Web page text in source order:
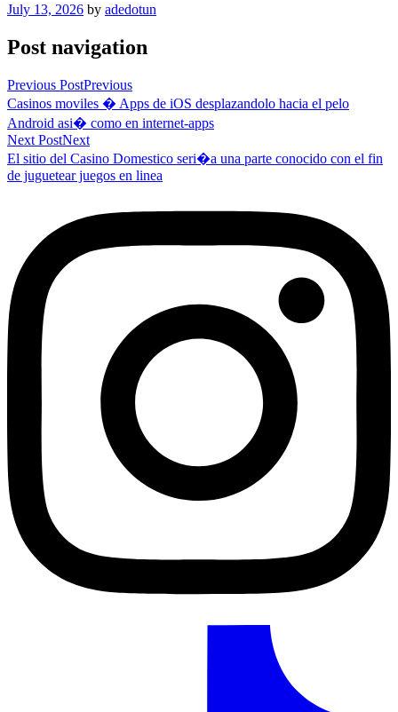
July 13, 2026 by adedotun
Post navigation
Previous PostPrevious
Casinos moviles � Apps de iOS desplazandolo hacia el pelo
Android asi� como en internet-apps
Next PostNext
El sitio del Casino Domestico seri�a una parte conocido con el fin
de juguetear juegos en linea